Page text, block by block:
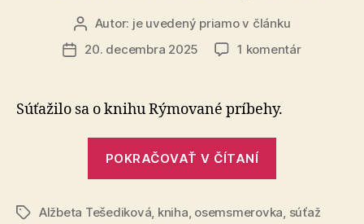
Autor
článku
Autor: je uvedený priamo v článku
Dátum
20. decembra 2025 1 komentárna
Súťažilo sa o knihu Rýmované príbehy.
POKRAČOVAŤ V ČÍTANÍ
č.
ZnačkyAlžbeta Tešediková, kniha, osemsmerovka, súťaž